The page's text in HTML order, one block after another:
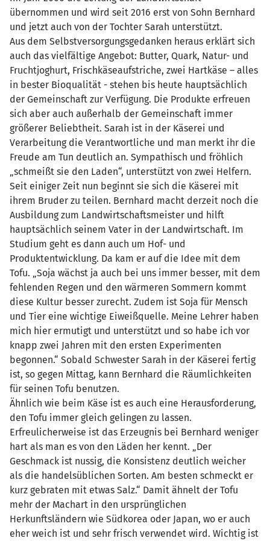
übernommen und wird seit 2016 erst von Sohn Bernhard
und jetzt auch von der Tochter Sarah unterstützt.
Aus dem Selbstversorgungsgedanken heraus erklärt sich
auch das vielfältige Angebot: Butter, Quark, Natur- und
Fruchtjoghurt, Frischkäseaufstriche, zwei Hartkäse – alles
in bester Bioqualität - stehen bis heute hauptsächlich
der Gemeinschaft zur Verfügung. Die Produkte erfreuen
sich aber auch außerhalb der Gemeinschaft immer
größerer Beliebtheit. Sarah ist in der Käserei und
Verarbeitung die Verantwortliche und man merkt ihr die
Freude am Tun deutlich an. Sympathisch und fröhlich
„schmeißt sie den Laden“, unterstützt von zwei Helfern.
Seit einiger Zeit nun beginnt sie sich die Käserei mit
ihrem Bruder zu teilen. Bernhard macht derzeit noch die
Ausbildung zum Landwirtschaftsmeister und hilft
hauptsächlich seinem Vater in der Landwirtschaft. Im
Studium geht es dann auch um Hof- und
Produktentwicklung. Da kam er auf die Idee mit dem
Tofu. „Soja wächst ja auch bei uns immer besser, mit dem
fehlenden Regen und den wärmeren Sommern kommt
diese Kultur besser zurecht. Zudem ist Soja für Mensch
und Tier eine wichtige Eiweißquelle. Meine Lehrer haben
mich hier ermutigt und unterstützt und so habe ich vor
knapp zwei Jahren mit den ersten Experimenten
begonnen.“ Sobald Schwester Sarah in der Käserei fertig
ist, so gegen Mittag, kann Bernhard die Räumlichkeiten
für seinen Tofu benutzen.
Ähnlich wie beim Käse ist es auch eine Herausforderung,
den Tofu immer gleich gelingen zu lassen.
Erfreulicherweise ist das Erzeugnis bei Bernhard weniger
hart als man es von den Läden her kennt. „Der
Geschmack ist nussig, die Konsistenz deutlich weicher
als die handelsüblichen Sorten. Am besten schmeckt er
kurz gebraten mit etwas Salz.“ Damit ähnelt der Tofu
mehr der Machart in den ursprünglichen
Herkunftsländern wie Südkorea oder Japan, wo er auch
eher weich ist und sehr frisch verwendet wird. Wichtig ist